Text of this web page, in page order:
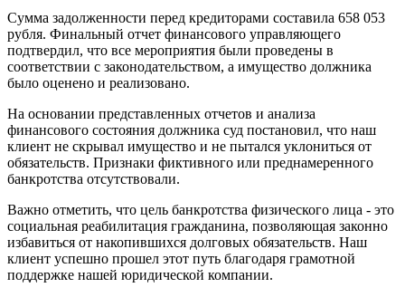
Сумма задолженности перед кредиторами составила 658 053
рубля. Финальный отчет финансового управляющего
подтвердил, что все мероприятия были проведены в
соответствии с законодательством, а имущество должника
было оценено и реализовано.
На основании представленных отчетов и анализа
финансового состояния должника суд постановил, что наш
клиент не скрывал имущество и не пытался уклониться от
обязательств. Признаки фиктивного или преднамеренного
банкротства отсутствовали.
Важно отметить, что цель банкротства физического лица - это
социальная реабилитация гражданина, позволяющая законно
избавиться от накопившихся долговых обязательств. Наш
клиент успешно прошел этот путь благодаря грамотной
поддержке нашей юридической компании.